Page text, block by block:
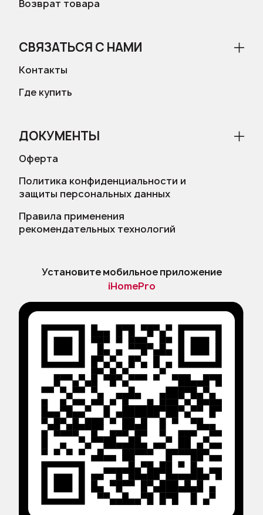
Возврат товара
СВЯЗАТЬСЯ С НАМИ
Контакты
Где купить
ДОКУМЕНТЫ
Оферта
Политика конфиденциальности и
защиты персональных данных
Правила применения
рекомендательных технологий
Установите мобильное приложение
iHomePro